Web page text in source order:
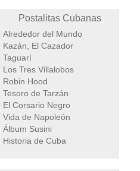
Postalitas Cubanas
Alrededor del Mundo
Kazán, El Cazador
Taguarí
Los Tres Villalobos
Robin Hood
Tesoro de Tarzán
El Corsario Negro
Vida de Napoleón
Álbum Susini
Historia de Cuba